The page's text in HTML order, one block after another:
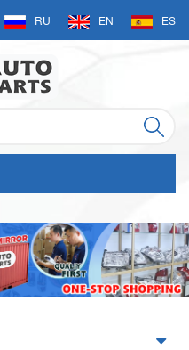
RU EN ES